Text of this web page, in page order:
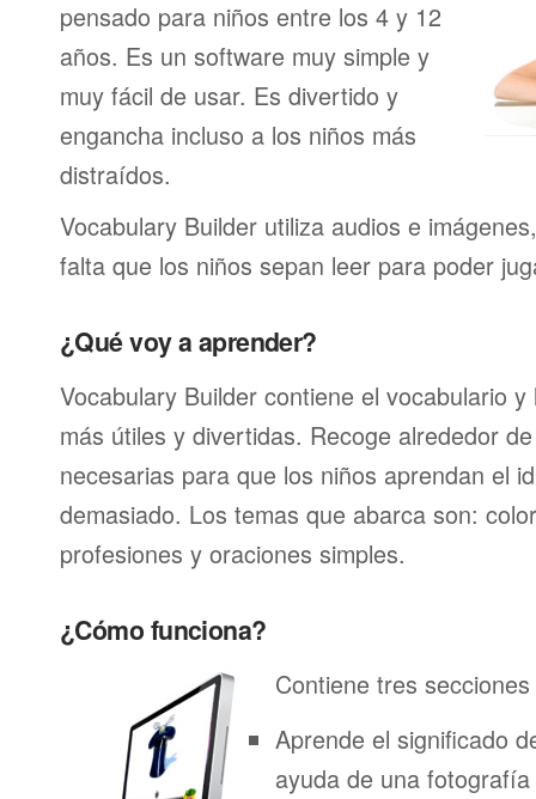
pensado para niños entre los 4 y 12
años. Es un software muy simple y
muy fácil de usar. Es divertido y
engancha incluso a los niños más
distraídos.
Vocabulary Builder utiliza audios e
falta que los niños sepan leer para poder
¿Qué voy a aprender?
Vocabulary Builder contiene el vocabulario
más útiles y divertidas. Recoge alrededor
necesarias para que los niños aprendan el
demasiado. Los temas que abarca son:
profesiones y oraciones simples.
¿Cómo funciona?
Contiene tres
Aprende el significado
ayuda de una